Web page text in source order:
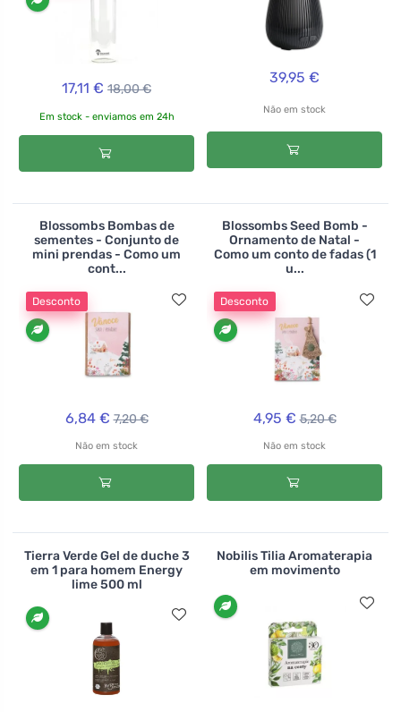
17,11 € 18,00 €
Em stock - enviamos em 24h
39,95 €
Não em stock
Blossombs Bombas de
sementes - Conjunto de
mini prendas - Como um
cont...
Desconto
6,84 € 7,20 €
Não em stock
Blossombs Seed Bomb -
Ornamento de Natal -
Como um conto de fadas (1
u...
Desconto
4,95 € 5,20 €
Não em stock
Tierra Verde Gel de duche 3
em 1 para homem Energy
lime 500 ml
Nobilis Tilia Aromaterapia
em movimento